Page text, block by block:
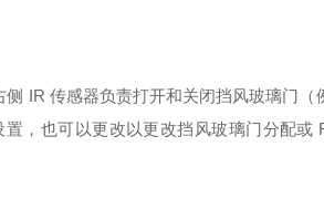
侧 IR 传感器负责打开和关闭挡风玻璃门（
，也可以更改以更改挡风玻璃门分配或